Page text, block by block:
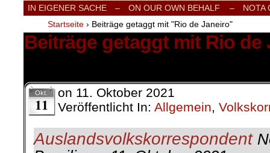
Internationale Onlinezeitung für Frieden,
IN EIGENER SACHE – ON OUR OWN BEHALF –
NOTA
Startseite › Beiträge getaggt mit "Rio de Janeiro"
Beiträge getaggt mit Rio de
Okt.
11
on 11. Oktober 2021
Veröffentlicht In: Allgemein,
Auslandsvolkskorrespondent